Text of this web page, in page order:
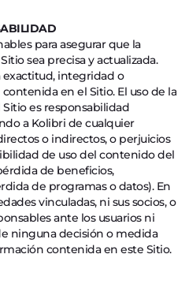
para asegurar que la
sea precisa y actualizada.
exactitud, integridad o
en el Sitio. El uso de la
es responsabilidad
a Kolibri de cualquier
o indirectos, o perjuicios
de uso del contenido del
de beneficios,
de programas o datos). En
vinculadas, ni sus socios, o
ante los usuarios ni
ninguna decisión o medida
contenida en este Sitio.